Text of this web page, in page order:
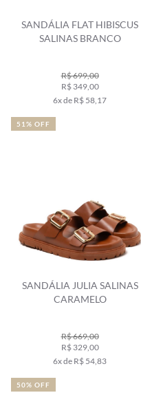
SANDÁLIA FLAT HIBISCUS
SALINAS BRANCO
R$ 699,00
R$ 349,00
6x de R$ 58,17
SANDÁLIA JULIA SALINAS
CARAMELO
R$ 669,00
R$ 329,00
6x de R$ 54,83
51% OFF
50% OFF